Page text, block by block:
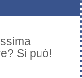
Si può!